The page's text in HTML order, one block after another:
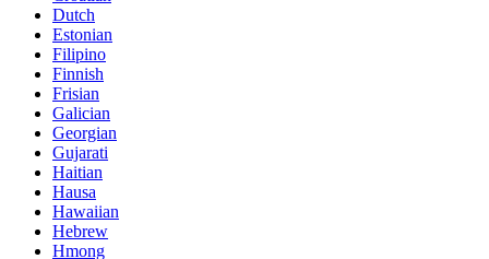
Dutch
Estonian
Filipino
Finnish
Frisian
Galician
Georgian
Gujarati
Haitian
Hausa
Hawaiian
Hebrew
Hmong